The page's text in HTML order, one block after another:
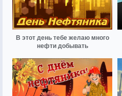
В этот день тебе желаю много
нефти добывать